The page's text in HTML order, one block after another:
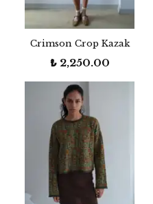
Crimson Crop Kazak
₺ 2,250.00